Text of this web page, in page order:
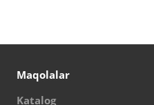
Maqolalar
Katalog